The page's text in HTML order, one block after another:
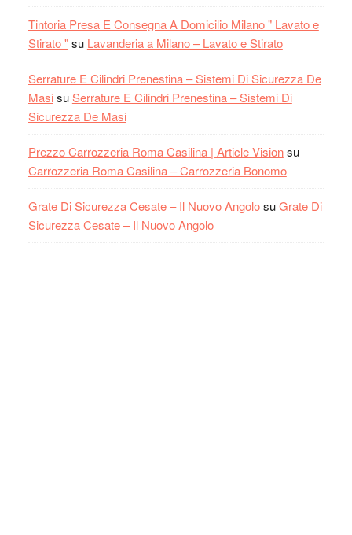
Tintoria Presa E Consegna A Domicilio Milano " Lavato e
Stirato "su Lavanderia a Milano – Lavato e Stirato
Serrature E Cilindri Prenestina – Sistemi Di Sicurezza De
MasisuSerrature E Cilindri Prenestina – Sistemi Di
Sicurezza De Masi
Prezzo Carrozzeria Roma Casilina | Article Visionsu
Carrozzeria Roma Casilina – Carrozzeria Bonomo
Grate Di Sicurezza Cesate – Il Nuovo AngolosuGrate Di
Sicurezza Cesate – Il Nuovo Angolo